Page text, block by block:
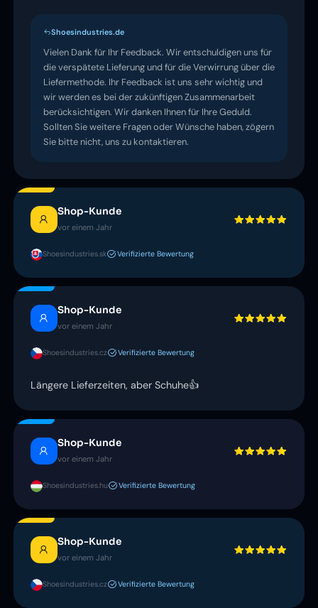
Shoesindustries.de
Vielen Dank für Ihr Feedback. Wir entschuldigen uns für
die verspätete Lieferung und für die Verwirrung über die
Liefermethode. Ihr Feedback ist uns sehr wichtig und
wir werden es bei der zukünftigen Zusammenarbeit
berücksichtigen. Wir danken Ihnen für Ihre Geduld.
Sollten Sie weitere Fragen oder Wünsche haben, zögern
Sie bitte nicht, uns zu kontaktieren.
Shop-Kunde
vor einem Jahr
Shoesindustries.sk Verifizierte Bewertung
Shop-Kunde
vor einem Jahr
Shoesindustries.cz Verifizierte Bewertung
Längere Lieferzeiten, aber Schuhe👍
Shop-Kunde
vor einem Jahr
Shoesindustries.hu Verifizierte Bewertung
Shop-Kunde
vor einem Jahr
Shoesindustries.cz Verifizierte Bewertung